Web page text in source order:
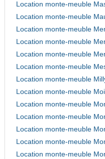
Location monte-meuble
Location monte-meuble
Location monte-meuble
Location monte-meuble
Location monte-meuble
Location monte-meuble
Location monte-meuble
Location monte-meuble
Location monte-meuble
Location monte-meuble
Location monte-meuble
Location monte-meuble
Location monte-meuble